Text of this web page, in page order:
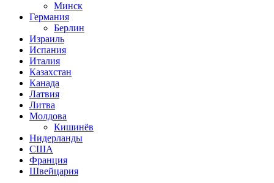
Минск
Германия
Берлин
Израиль
Испания
Италия
Казахстан
Канада
Латвия
Литва
Молдова
Кишинёв
Нидерланды
США
Франция
Швейцария